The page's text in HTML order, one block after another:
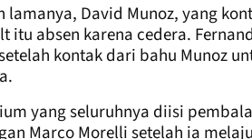
David Munoz, yang
absen karena cedera.
kontak dari bahu Munoz
yang seluruhnya diisi
Marco Morelli setelah ia